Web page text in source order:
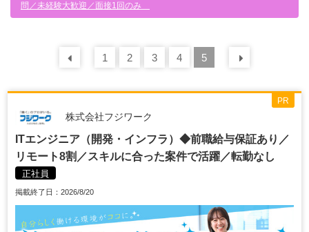
問／未経験大歓迎／面接1回のみ
前の 30
1 2 3 4 5
株式会社フジワーク
ITエンジニア（開発・インフラ）◆前職給与保証あり／
リモート8割／スキルに合った案件で活躍／転勤なし
正社員
掲載終了日：2026/8/20
PR